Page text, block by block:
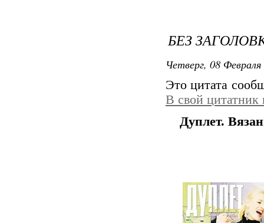
БЕЗ
Четверг, 08
Это цитата
В свой цитатник
Дуплет.